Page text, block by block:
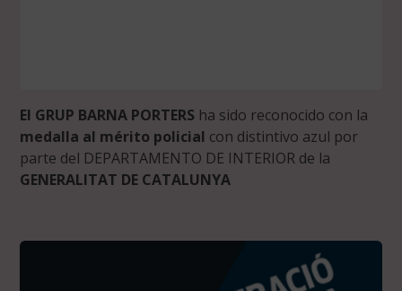
El GRUP BARNA PORTERS ha sido reconocido con la
medalla al mérito policial con distintivo azul por
parte del DEPARTAMENTO DE INTERIOR de la
GENERALITAT DE CATALUNYA